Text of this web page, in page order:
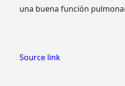
una buena función
Source link